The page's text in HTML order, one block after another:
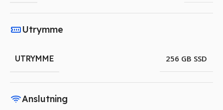
Utrymme
UTRYMME 256 GB SSD
Anslutning